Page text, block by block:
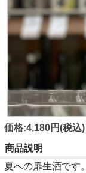
価格:4,180円(税込)
商品説明
夏への扉生酒です。